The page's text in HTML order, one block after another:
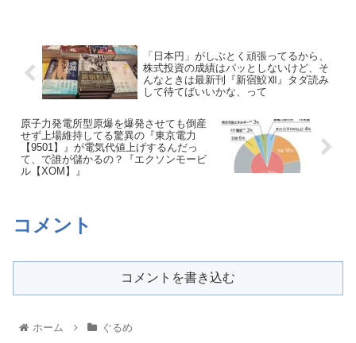
「日本円」がしぶとく頑張ってるから、
株式投資の成績はパッとしないけど、そ
んなときは最新刊『新宿鮫Ⅻ』タダ読み
して待てばいいかな、って
原子力発電所型原爆を爆発させても倒産
せず上場維持してる驚異の『東京電力
【9501】』が電気代値上げするんだっ
て、で誰が儲かるの？『エクソンモービ
ル【XOM】』
コメント
コメントを書き込む
ホーム ぐるめ